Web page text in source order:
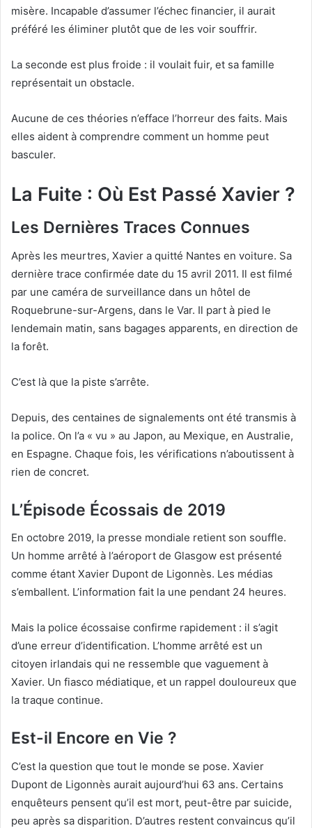
misère. Incapable d’assumer l’échec financier, il aurait
préféré les éliminer plutôt que de les voir souffrir.
La seconde est plus froide : il voulait fuir, et sa famille
représentait un obstacle.
Aucune de ces théories n’efface l’horreur des faits. Mais
elles aident à comprendre comment un homme peut
basculer.
La Fuite : Où Est Passé Xavier ?
Les Dernières Traces Connues
Après les meurtres, Xavier a quitté Nantes en voiture. Sa
dernière trace confirmée date du 15 avril 2011. Il est filmé
par une caméra de surveillance dans un hôtel de
Roquebrune-sur-Argens, dans le Var. Il part à pied le
lendemain matin, sans bagages apparents, en direction de
la forêt.
C’est là que la piste s’arrête.
Depuis, des centaines de signalements ont été transmis à
la police. On l’a « vu » au Japon, au Mexique, en Australie,
en Espagne. Chaque fois, les vérifications n’aboutissent à
rien de concret.
L’Épisode Écossais de 2019
En octobre 2019, la presse mondiale retient son souffle.
Un homme arrêté à l’aéroport de Glasgow est présenté
comme étant Xavier Dupont de Ligonnès. Les médias
s’emballent. L’information fait la une pendant 24 heures.
Mais la police écossaise confirme rapidement : il s’agit
d’une erreur d’identification. L’homme arrêté est un
citoyen irlandais qui ne ressemble que vaguement à
Xavier. Un fiasco médiatique, et un rappel douloureux que
la traque continue.
Est-il Encore en Vie ?
C’est la question que tout le monde se pose. Xavier
Dupont de Ligonnès aurait aujourd’hui 63 ans. Certains
enquêteurs pensent qu’il est mort, peut-être par suicide,
peu après sa disparition. D’autres restent convaincus qu’il